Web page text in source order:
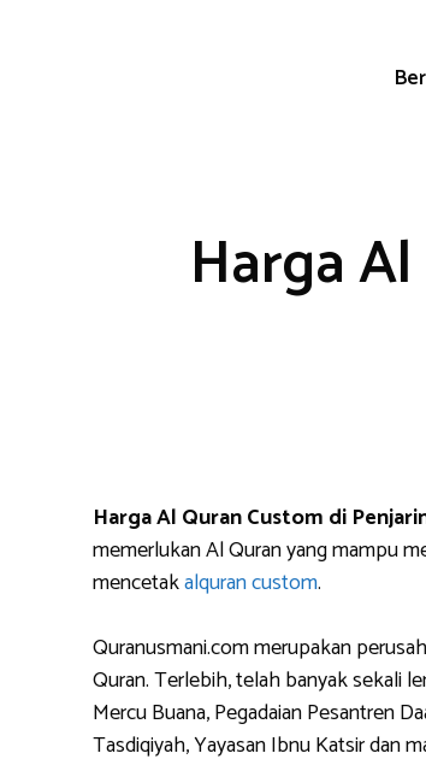
Harga
Harga Al Quran Custom di
memerlukan Al Quran yang mampu
mencetakalquran custom.
Quranusmani.com merupakan
Quran. Terlebih, telah banyak sekali
Mercu Buana, Pegadaian Pesantren
Tasdiqiyah, Yayasan Ibnu Katsir dan